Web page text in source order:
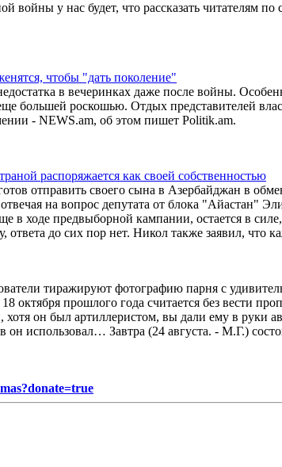
войны у нас будет, что рассказать читателям
чтобы "дать поколение"
в вечеринках даже после войны.
большей роскошью. Отдых представителей
- NEWS.am, об этом пишет Politik.am.
распоряжается как своей собственностью
отправить своего сына в Азербайджан в
на вопрос депутата от блока "Айастан"
в ходе предвыборной кампании, остается в
ответа до сих пор нет. Никол также заявил, что
тиражируют фотографию парня с
октября прошлого года считается без вести
хотя он был артиллеристом, вы дали ему в руки
он использовал… Завтра (24 августа. - М.Г.)